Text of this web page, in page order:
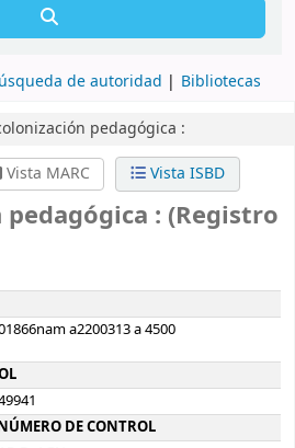
de autoridad Bibliotecas
pedagógica :
Vista MARC Vista ISBD
: (Registro
a2200313 a 4500
DE CONTROL